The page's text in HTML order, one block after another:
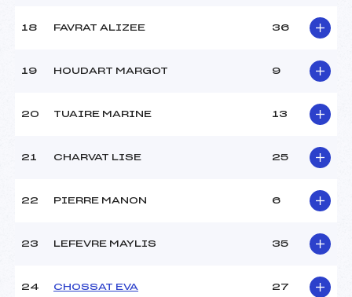
18 FAVRAT ALIZEE 36
19 HOUDART MARGOT 9
20 TUAIRE MARINE 13
21 CHARVAT LISE 25
22 PIERRE MANON 6
23 LEFEVRE MAYLIS 35
24 CHOSSAT EVA 27